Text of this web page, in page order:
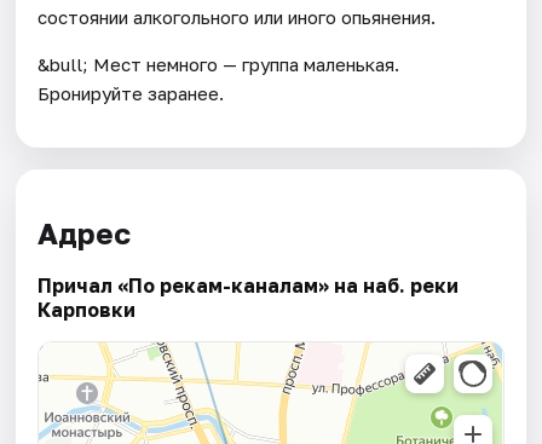
состоянии алкогольного или иного опьянения.
&bull; Мест немного — группа маленькая.
Бронируйте заранее.
Адрес
Причал «По рекам-каналам» на наб. реки
Карповки